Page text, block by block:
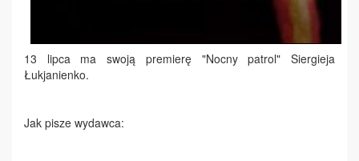
13 lipca ma swoją premierę "Nocny patrol" Siergieja
Łukjanienko.
Jak pisze wydawca: